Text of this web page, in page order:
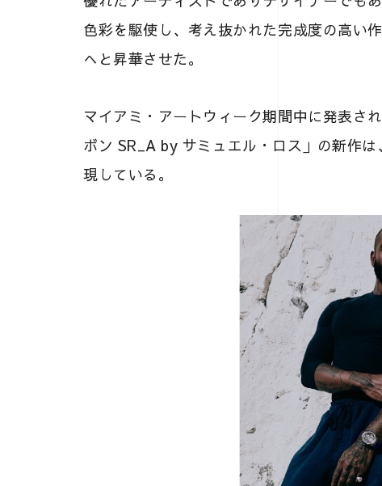
色彩を駆使し、考え抜かれた完成度の高い
へと昇華させた。
マイアミ・アートウィーク期間中に発表さ
ボン SR_A by サミュエル・ロス」の新作
現している。